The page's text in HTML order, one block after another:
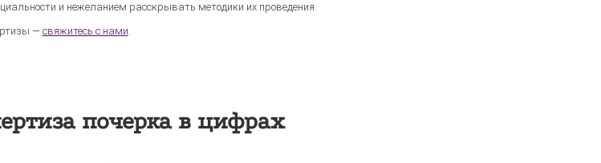
и нежеланием расскрывать методики их проведения.
— свяжитесь с нами.
почерка в цифрах